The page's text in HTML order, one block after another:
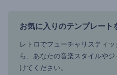
お気に入りのテンプレート
レトロでフューチャリスティ
ら、あなたの音楽スタイルや
けてください。